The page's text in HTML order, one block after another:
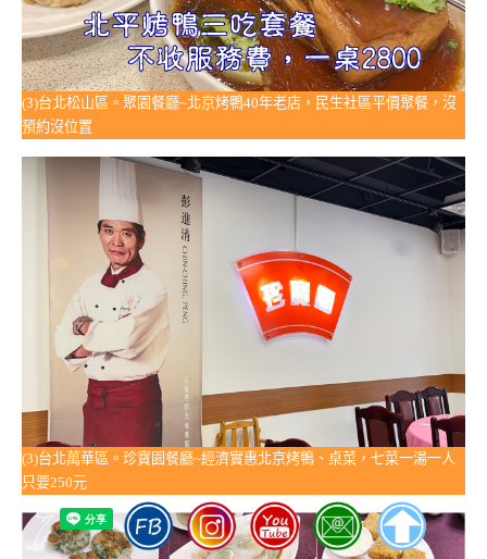
(3)台北松山區。聚園餐廳~北京烤鴨40年老店，民生社區平價聚餐，沒
預約沒位置
(3)台北萬華區。珍寶園餐廳~經濟實惠北京烤鴨、桌菜，七菜一湯一人
只要250元